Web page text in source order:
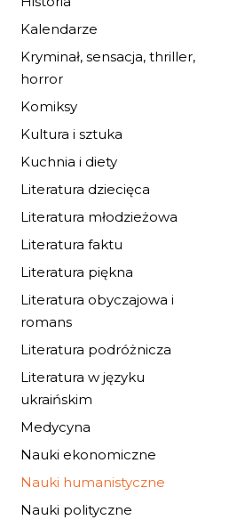
Kalendarze
Kryminał, sensacja, thriller,
horror
Komiksy
Kultura i sztuka
Kuchnia i diety
Literatura dziecięca
Literatura młodzieżowa
Literatura faktu
Literatura piękna
Literatura obyczajowa i
romans
Literatura podróżnicza
Literatura w języku
ukraińskim
Medycyna
Nauki ekonomiczne
Nauki humanistyczne
Nauki polityczne